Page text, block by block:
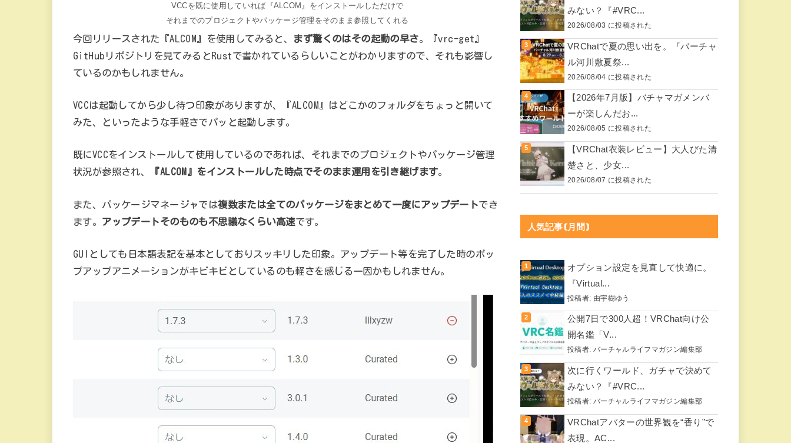
VCCを既に使用していれば『ALCOM』をインストールしただけで
それまでのプロジェクトやパッケージ管理をそのまま参照してくれる
今回リリースされた『ALCOM』を使用してみると、 まず驚くのはその起動の早さ。『vrc-get』
GitHubリポジトリを見てみるとRustで書かれているらしいことがわかりますので、それも影響し
ているのかもしれません。
VCCは起動してから少し待つ印象がありますが、『ALCOM』はどこかのフォルダをちょっと開いて
みた、といったような手軽さでパッと起動します。
既にVCCをインストールして使用しているのであれば、それまでのプロジェクトやパッケージ管理
状況が参照され、
『ALCOM』をインストールした時点でそのまま運用を引き継げます。
また、パッケージマネージャでは複数または全てのパッケージをまとめて一度にアップデートでき
ます。 アップデートそのものも不思議なくらい高速です。
GUIとしても日本語表記を基本としておりスッキリした印象。アップデート等を完了した時のポッ
プアップアニメーションがキビキビとしているのも軽さを感じる一因かもしれません。
みない？『#VRC...
2026/08/03 に投稿された
VRChatで夏の思い出を。『バーチャ
ル河川敷夏祭...
2026/08/04 に投稿された
【2026年7月版】バチャマガメンバ
ーが楽しんだお...
2026/08/05 に投稿された
【VRChat衣装レビュー】大人びた清
楚さと、少女...
2026/08/07 に投稿された
人気記事(月間)
オプション設定を見直して快適に。
『Virtual...
投稿者: 由宇樹ゆう
公開7日で300人超！VRChat向け公
開名鑑「V...
投稿者: バーチャルライフマガジン編集部
次に行くワールド、ガチャで決めて
みない？『#VRC...
投稿者: バーチャルライフマガジン編集部
VRChatアバターの世界観を“香り”で
表現。AC...